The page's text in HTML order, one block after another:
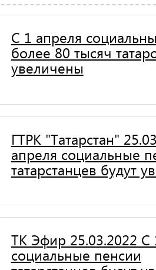
С 1 апреля
более 80 тысяч
увеличены
ГТРК "Татарстан"
апреля социальные
татарстанцев будут
ТК Эфир 25.03.2022 С
социальные пенсии